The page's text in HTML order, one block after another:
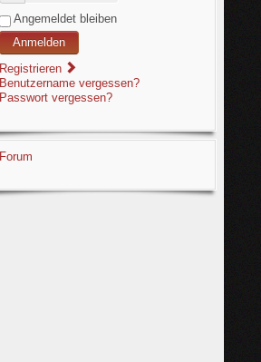
Angemeldet bleiben
Anmelden
Registrieren
Benutzername vergessen?
Passwort vergessen?
Forum